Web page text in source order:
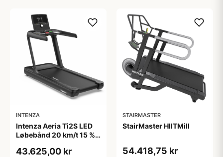
INTENZA
Intenza Aeria Ti2S LED
Løbebånd 20 km/t 15 %
43.625,00 kr
STAIRMASTER
StairMaster HIITMill
54.418,75 kr